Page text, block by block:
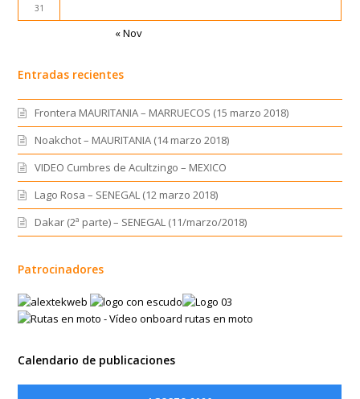
31
« Nov
Entradas recientes
Frontera MAURITANIA – MARRUECOS (15 marzo 2018)
Noakchot – MAURITANIA (14 marzo 2018)
VIDEO Cumbres de Acultzingo – MEXICO
Lago Rosa – SENEGAL (12 marzo 2018)
Dakar (2ª parte) – SENEGAL (11/marzo/2018)
Patrocinadores
Calendario de publicaciones